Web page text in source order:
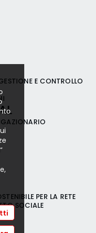
E CONTROLLO
PER LA RETE
SOCIALE